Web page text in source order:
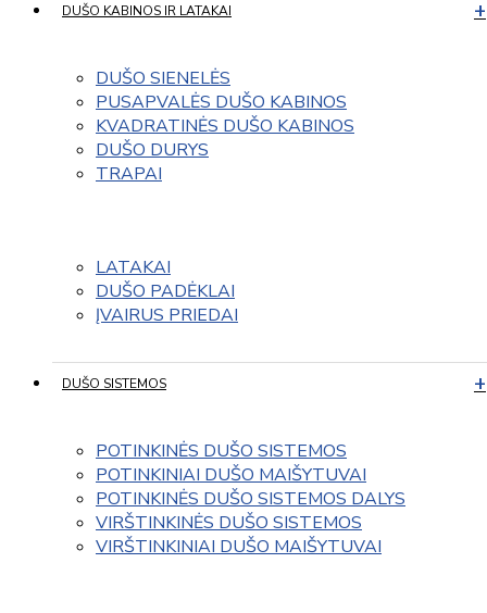
DUŠO KABINOS IR LATAKAI
DUŠO SIENELĖS
PUSAPVALĖS DUŠO KABINOS
KVADRATINĖS DUŠO KABINOS
DUŠO DURYS
TRAPAI
LATAKAI
DUŠO PADĖKLAI
ĮVAIRUS PRIEDAI
DUŠO SISTEMOS
POTINKINĖS DUŠO SISTEMOS
POTINKINIAI DUŠO MAIŠYTUVAI
POTINKINĖS DUŠO SISTEMOS DALYS
VIRŠTINKINĖS DUŠO SISTEMOS
VIRŠTINKINIAI DUŠO MAIŠYTUVAI